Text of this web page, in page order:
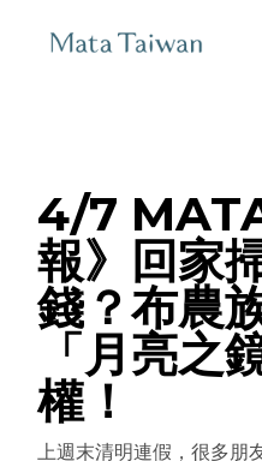
4/7
報》回家
錢？布農
「月亮之
權！
上週末清明連假，很多朋